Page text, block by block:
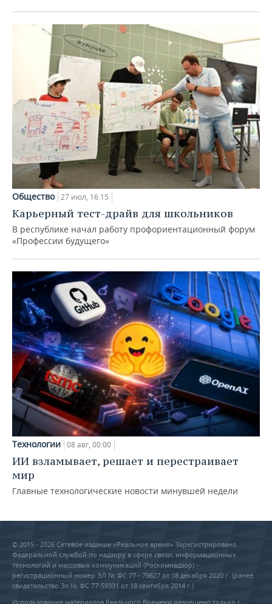
Общество 27 июл, 16:15
Карьерный тест-драйв для школьников
В республике начал работу профориентационный форум
«Профессии будущего»
Технологии 08 авг, 00:00
ИИ взламывает, решает и перестраивает
мир
Главные технологические новости минувшей недели
© 2015 - 2026 Сетевое издание «Реальное время» Зарегистрировано
Федеральной службой по надзору в сфере связи, информационных
технологий и массовых коммуникаций (Роскомнадзор) –
регистрационный номер ЭЛ № ФС 77 - 79627 от 18 декабря 2020 г. (ранее
свидетельство Эл № ФС 77-59331 от 18 сентября 2014 г.)
Использование материалов Реального Времени разрешено только с